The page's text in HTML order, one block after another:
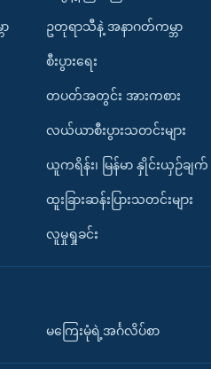
ဥတုရာသီနဲ့ အနာဂတ်ကမ္ဘာ
စီးပွားရေး
တပတ်အတွင်း အားကစား
လယ်ယာစီးပွားသတင်းများ
ယူကရိန်း၊ မြန်မာ နှိုင်းယှဉ်ချက်
ထူးခြားဆန်းပြားသတင်းများ
လူမှုရှုခင်း
မကြေးမုံရဲ့အင်္ဂလိပ်စာ